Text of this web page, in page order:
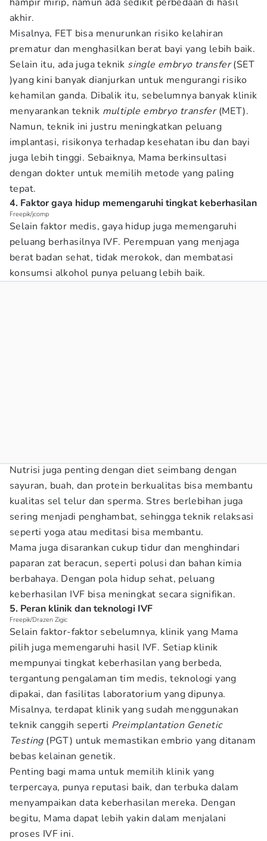
akhir.
Misalnya, FET bisa menurunkan risiko kelahiran
prematur dan menghasilkan berat bayi yang lebih baik.
Selain itu, ada juga teknik single embryo transfer(SET
)yang kini banyak dianjurkan untuk mengurangi risiko
kehamilan ganda. Dibalik itu, sebelumnya banyak klinik
menyarankan teknik multiple embryo transfer(MET).
Namun, teknik ini justru meningkatkan peluang
implantasi, risikonya terhadap kesehatan ibu dan bayi
juga lebih tinggi. Sebaiknya, Mama berkinsultasi
dengan dokter untuk memilih metode yang paling
tepat.
4. Faktor gaya hidup memengaruhi tingkat keberhasilan
Freepik/jcomp
Selain faktor medis, gaya hidup juga memengaruhi
peluang berhasilnya IVF. Perempuan yang menjaga
berat badan sehat, tidak merokok, dan membatasi
konsumsi alkohol punya peluang lebih baik.
Nutrisi juga penting dengan diet seimbang dengan
sayuran, buah, dan protein berkualitas bisa membantu
kualitas sel telur dan sperma. Stres berlebihan juga
sering menjadi penghambat, sehingga teknik relaksasi
seperti yoga atau meditasi bisa membantu.
Mama juga disarankan cukup tidur dan menghindari
paparan zat beracun, seperti polusi dan bahan kimia
berbahaya. Dengan pola hidup sehat, peluang
keberhasilan IVF bisa meningkat secara signifikan.
5. Peran klinik dan teknologi IVF
Freepik/Drazen Zigic
Selain faktor-faktor sebelumnya, klinik yang Mama
pilih juga memengaruhi hasil IVF. Setiap klinik
mempunyai tingkat keberhasilan yang berbeda,
tergantung pengalaman tim medis, teknologi yang
dipakai, dan fasilitas laboratorium yang dipunya.
Misalnya, terdapat klinik yang sudah menggunakan
teknik canggih seperti Preimplantation Genetic
Testing(PGT) untuk memastikan embrio yang ditanam
bebas kelainan genetik.
Penting bagi mama untuk memilih klinik yang
terpercaya, punya reputasi baik, dan terbuka dalam
menyampaikan data keberhasilan mereka. Dengan
begitu, Mama dapat lebih yakin dalam menjalani
proses IVF ini.